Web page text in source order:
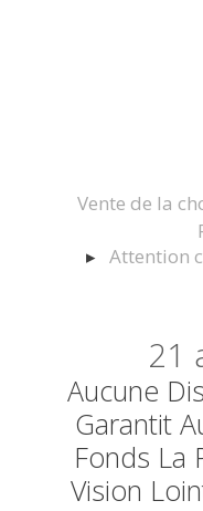
Vente de la
Attention
21
Aucune
Garantit
Fonds La
Vision